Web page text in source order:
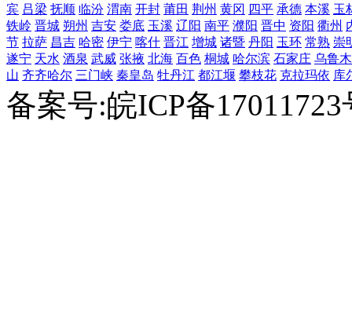
宾 吕梁 抚顺 临汾 渭南 开封 莆田 荆州 黄冈 四平 承德 本溪 玉
铁岭 晋城 朔州 吉安 娄底 玉溪 辽阳 南平 濮阳 晋中 资阳 衢州
节 拉萨 昌吉 哈密 伊宁 喀什 晋江 增城 诸暨 丹阳 玉环 常熟 崇
遂宁 天水 酒泉 武威 张掖 北海 百色 桐城 哈尔滨 石家庄 乌鲁
山 齐齐哈尔 三门峡 秦皇岛 牡丹江 都江堰 攀枝花 克拉玛依 库
备案号:皖ICP备